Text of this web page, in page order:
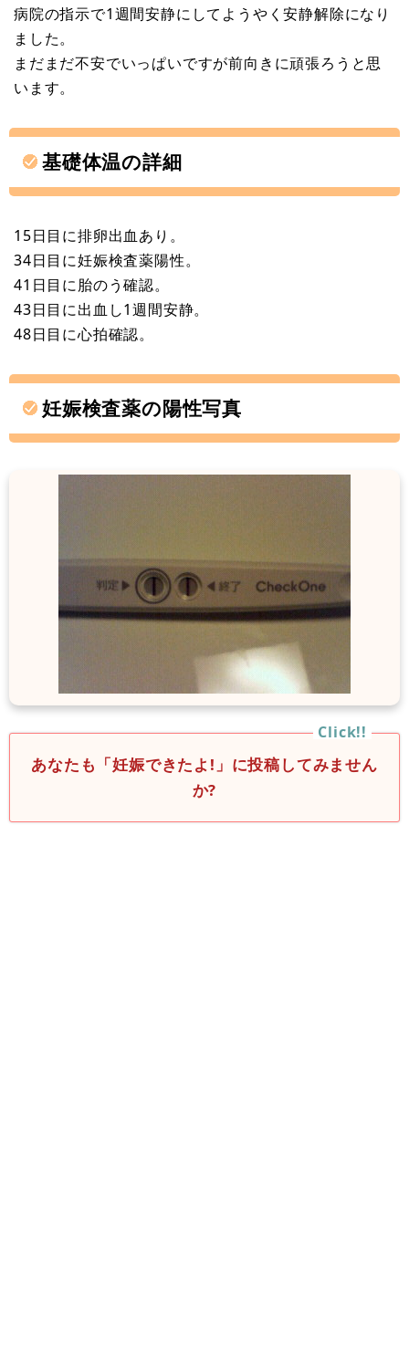
病院の指示で1週間安静にしてようやく安静解除になり
ました。
まだまだ不安でいっぱいですが前向きに頑張ろうと思
います。
基礎体温の詳細
15日目に排卵出血あり。
34日目に妊娠検査薬陽性。
41日目に胎のう確認。
43日目に出血し1週間安静。
48日目に心拍確認。
妊娠検査薬の陽性写真
あなたも「妊娠できたよ!」に投稿してみません
か?